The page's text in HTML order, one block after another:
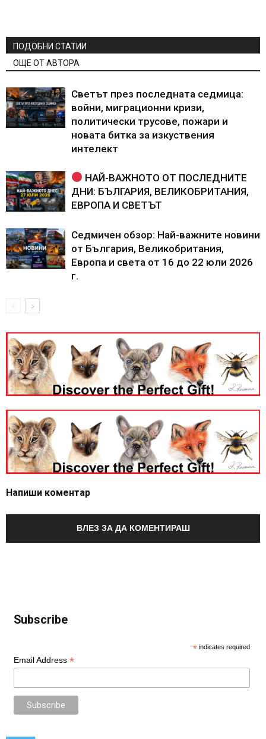
ПОДОБНИ СТАТИИ
ОЩЕ ОТ АВТОРА
Светът през последната седмица:
войни, миграционни кризи,
политически трусове, пожари и
новата битка за изкуствения
интелект
НАЙ-ВАЖНОТО ОТ ПОСЛЕДНИТЕ
ДНИ: БЪЛГАРИЯ, ВЕЛИКОБРИТАНИЯ,
ЕВРОПА И СВЕТЪТ
Седмичен обзор: Най-важните новини
от България, Великобритания,
Европа и света от 16 до 22 юли 2026
г.
Напиши коментар
ВЛЕЗ ЗА ДА КОМЕНТИРАШ
Subscribe
* indicates required
Email Address *